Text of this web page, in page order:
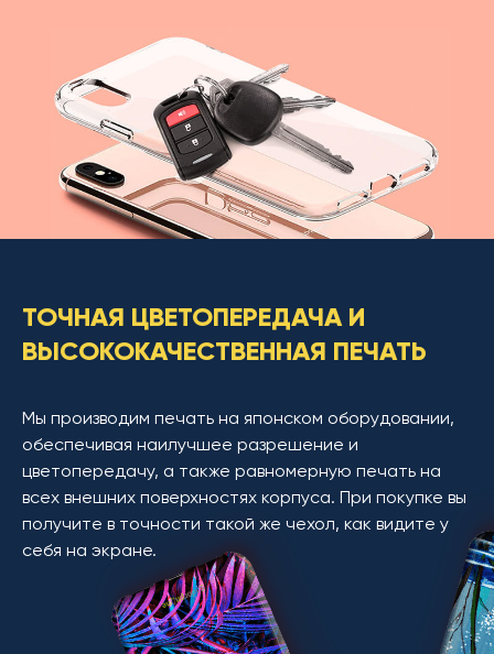
ТОЧНАЯ ЦВЕТОПЕРЕДАЧА И
ВЫСОКОКАЧЕСТВЕННАЯ ПЕЧАТЬ
Мы производим печать на японском оборудовании,
обеспечивая наилучшее разрешение и
цветопередачу, а также равномерную печать на
всех внешних поверхностях корпуса. При покупке вы
получите в точности такой же чехол, как видите у
себя на экране.